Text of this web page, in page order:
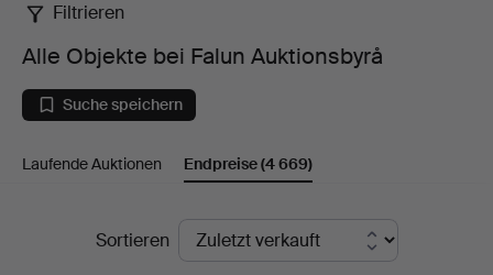
Alle
Objekte
bei
Falun
Auktionsbyrå
Filtrieren
Alle Objekte bei Falun Auktionsbyrå
Suche speichern
Laufende Auktionen Endpreise(4 669)
EndpreiseSortieren